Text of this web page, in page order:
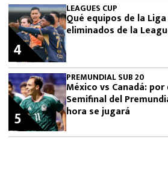
LEAGUES CUP
Qué equipos de la
eliminados de la
4
PREMUNDIAL SUB 20
México vs Canadá:
Semifinal del
hora se jugará
5